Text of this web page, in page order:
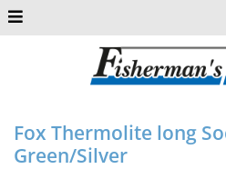
Fox Thermolite long
Green/Silver